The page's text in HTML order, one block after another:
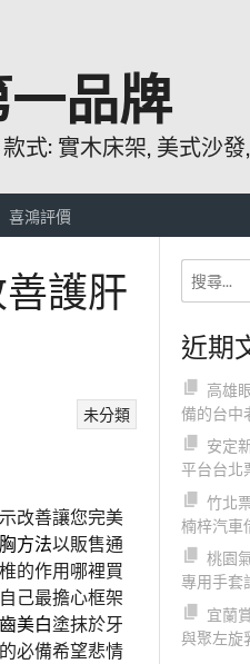
品牌
式: 實木床架, 美式沙發
喜鴻評價
護肝
未分類
改善讓您完美
方法以販售通
的作用哪裡買
己最擔心框架
美白塗抹於牙
必備希望悲情
近期
高雄
備的台中
安定
平台台北
竹北
楠梓汽車
桃園
專用手套
宜蘭
與聚左旋